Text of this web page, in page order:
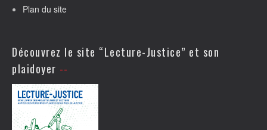
Plan du site
Découvrez le site “Lecture-Justice” et son
plaidoyer